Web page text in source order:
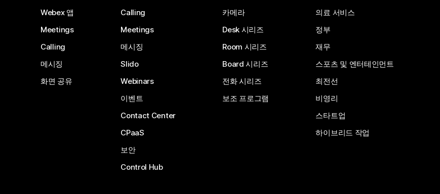
Webex 앱
Meetings
Calling
메시징
화면 공유
Calling
Meetings
메시징
Slido
Webinars
이벤트
Contact Center
CPaaS
보안
Control Hub
카메라
Desk 시리즈
Room 시리즈
Board 시리즈
전화 시리즈
보조 프로그램
의료 서비스
정부
재무
스포츠 및 엔터테인먼트
최전선
비영리
스타트업
하이브리드 작업